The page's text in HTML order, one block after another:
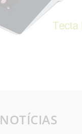
NOTÍCIAS